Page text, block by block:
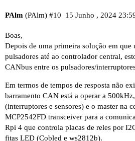
PAlm (PAlm) 15 Junho , 2024
#10
Boas,
Depois de uma primeira solução em que
pulsadores até ao controlador central,
CANbus entre os pulsadores/
Em termos de tempos de resposta não
barramento CAN está a operar a
(interruptores e sensores) e o master na
MCP2542FD transceiver para a
Rpi 4 que controla placas de reles por
fitas LED (Cobled e ws2812b).